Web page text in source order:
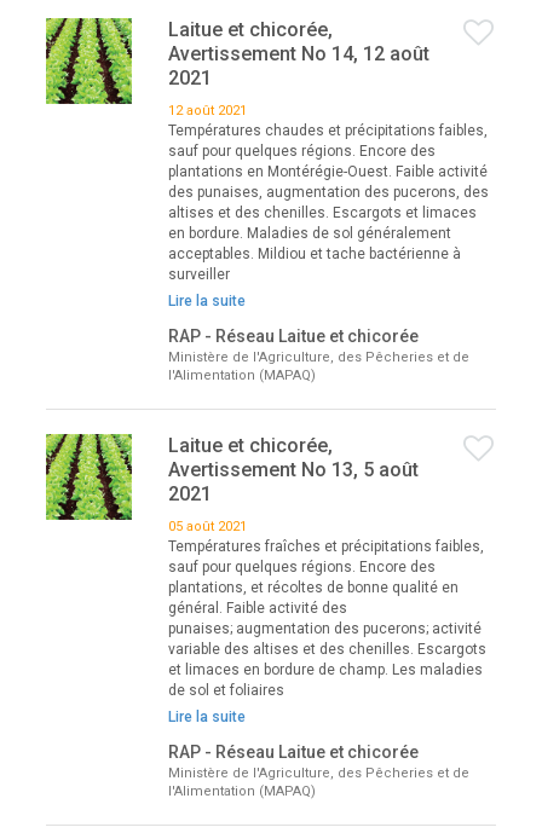
Laitue et chicorée,
Avertissement No 14, 12 août
2021
12 août 2021
Températures chaudes et précipitations faibles,
sauf pour quelques régions. Encore des
plantations en Montérégie-Ouest. Faible activité
des punaises, augmentation des pucerons, des
altises et des chenilles. Escargots et limaces
en bordure. Maladies de sol généralement
acceptables. Mildiou et tache bactérienne à
surveiller
Lire la suite
RAP - Réseau Laitue et chicorée
Ministère de l'Agriculture, des Pêcheries et de
l'Alimentation (MAPAQ)
Laitue et chicorée,
Avertissement No 13, 5 août
2021
05 août 2021
Températures fraîches et précipitations faibles,
sauf pour quelques régions. Encore des
plantations, et récoltes de bonne qualité en
général. Faible activité des
punaises; augmentation des pucerons; activité
variable des altises et des chenilles. Escargots
et limaces en bordure de champ. Les maladies
de sol et foliaires
Lire la suite
RAP - Réseau Laitue et chicorée
Ministère de l'Agriculture, des Pêcheries et de
l'Alimentation (MAPAQ)